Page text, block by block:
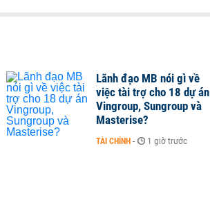
Lãnh đạo MB nói gì về
việc tài trợ cho 18 dự án
Vingroup, Sungroup và
Masterise?
TÀI CHÍNH - 1 giờ trước